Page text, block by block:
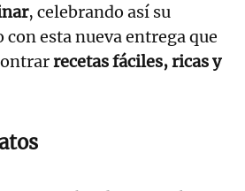
, celebrando así su
esta nueva entrega que
recetas fáciles, ricas y